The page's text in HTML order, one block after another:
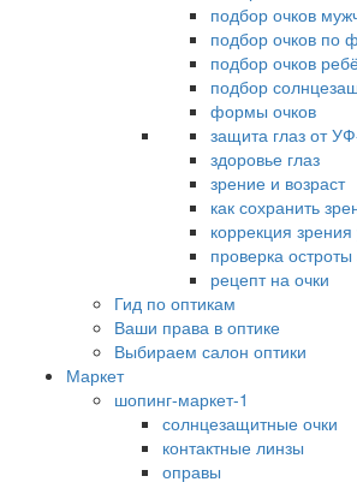
подбор очков
подбор очков по
подбор очков
подбор
формы очков
защита глаз от
здоровье глаз
зрение и возраст
как сохранить
коррекция зрения
проверка
рецепт на очки
Гид по оптикам
Ваши права в оптике
Выбираем салон оптики
Маркет
шопинг-маркет-1
солнцезащитные очки
контактные линзы
оправы